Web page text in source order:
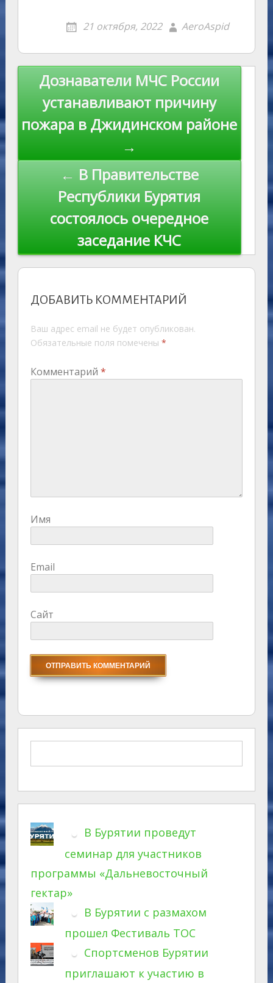
kl
as
s
ni
ki
er u
r
n
al
a
m
A
p
p
e u
er
st
er ai
l
p
y
Li
n
k
21 октября, 2022 AeroAspid
Навигация
записям
Дознаватели МЧС России
устанавливают причину
пожара в Джидинском районе
→
← В Правительстве
Республики Бурятия
состоялось очередное
заседание КЧС
ДОБАВИТЬ КОММЕНТАРИЙ
Ваш адрес email не будет опубликован.
Обязательные поля помечены *
Комментарий *
Имя
Email
Сайт
В Бурятии проведут
семинар для участников
программы «Дальневосточный
гектар»
В Бурятии с размахом
прошел Фестиваль ТОС
Спортсменов Бурятии
приглашают к участию в